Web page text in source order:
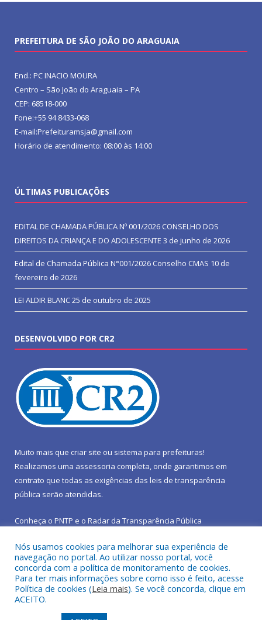
PREFEITURA DE SÃO JOÃO DO ARAGUAIA
End.: PC INACIO MOURA
Centro – São João do Araguaia – PA
CEP: 68518-000
Fone:+55 94 8433-068
E-mail:Prefeituramsja@gmail.com
Horário de atendimento: 08:00 às 14:00
ÚLTIMAS PUBLICAÇÕES
EDITAL DE CHAMADA PÚBLICA Nº 001/2026 CONSELHO DOS
DIREITOS DA CRIANÇA E DO ADOLESCENTE 3 de junho de 2026
Edital de Chamada Pública N°001/2026 Conselho CMAS 10 de
fevereiro de 2026
LEI ALDIR BLANC25 de outubro de 2025
DESENVOLVIDO POR CR2
Muito mais que criar site ou sistema para prefeituras!
Realizamos uma assessoria completa, onde garantimos em
contrato que todas as exigências das leis de transparência
pública serão atendidas.
Conheça o PNTP e o Radar da Transparência Pública
Todos os direitos reservados a Prefeitura Municipal de São João
do Araguaia.
Nós usamos cookies para melhorar sua experiência de
navegação no portal. Ao utilizar nosso portal, você
concorda com a política de monitoramento de cookies.
Para ter mais informações sobre como isso é feito, acesse
Política de cookies (Leia mais). Se você concorda, clique em
ACEITO.